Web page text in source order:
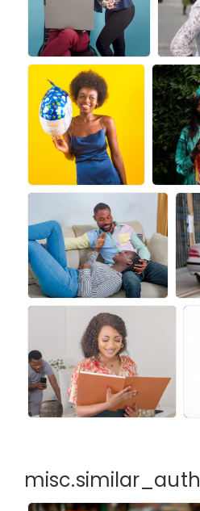
misc.similar_auth